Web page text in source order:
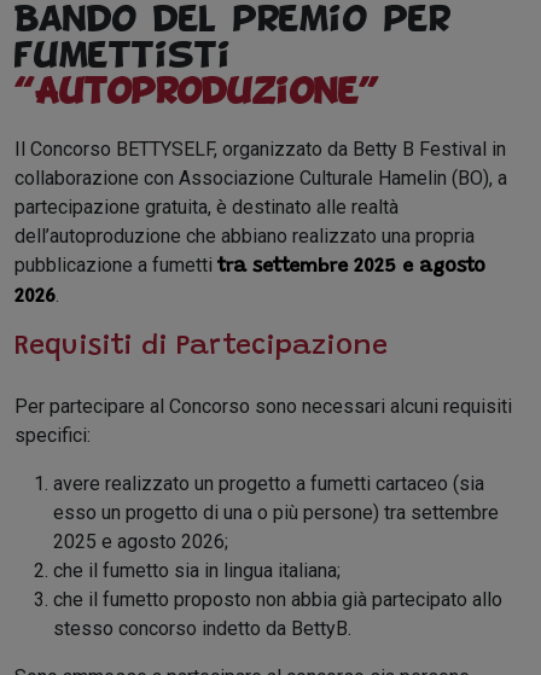
Bando del premio per
fumettisti
“Autoproduzione”
Il Concorso BETTYSELF, organizzato da Betty B Festival in
collaborazione con Associazione Culturale Hamelin (BO), a
partecipazione gratuita, è destinato alle realtà
dell’autoproduzione che abbiano realizzato una propria
pubblicazione a fumetti tra settembre 2025 e agosto
2026.
Requisiti di Partecipazione
Per partecipare al Concorso sono necessari alcuni requisiti
specifici:
avere realizzato un progetto a fumetti cartaceo (sia
esso un progetto di una o più persone) tra settembre
2025 e agosto 2026;
che il fumetto sia in lingua italiana;
che il fumetto proposto non abbia già partecipato allo
stesso concorso indetto da BettyB.